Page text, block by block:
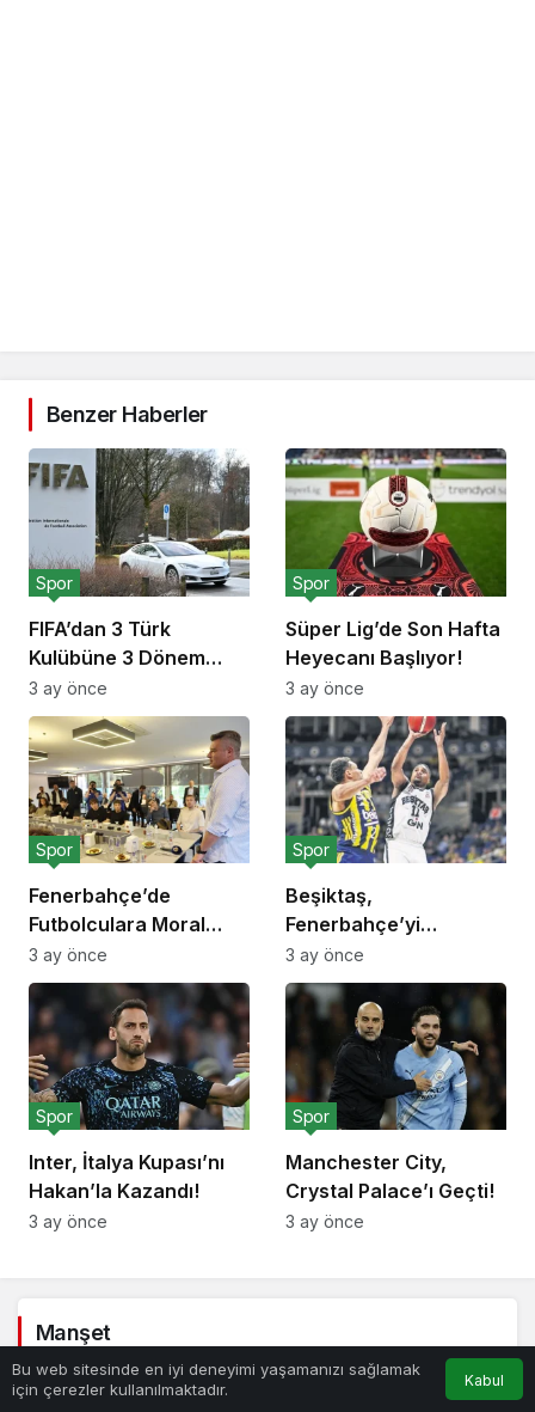
Benzer Haberler
FIFA’dan 3 Türk
Kulübüne 3 Dönem
Transfer Yasağı!
Spor
3 ay önce
Süper Lig’de Son Hafta
Heyecanı Başlıyor!
Spor
3 ay önce
Fenerbahçe’de
Futbolculara Moral
Yemeği!
Spor
3 ay önce
Beşiktaş,
Fenerbahçe’yi
Deplasmanda Yendi!
Spor
3 ay önce
Inter, İtalya Kupası’nı
Hakan’la Kazandı!
Spor
3 ay önce
Manchester City,
Crystal Palace’ı Geçti!
Spor
3 ay önce
Manşet
Bu web sitesinde en iyi deneyimi yaşamanızı sağlamak
için çerezler kullanılmaktadır.
Kabul